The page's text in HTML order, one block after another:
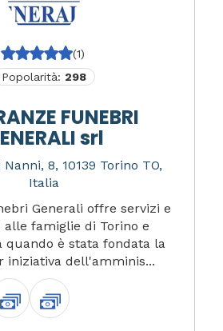
(1)
Popolarità: 298
FUNEBRI
srl
8, 10139 Torino TO,
Italia
Generali offre servizi e
alle famiglie di Torino e
quando è stata fondata la
iniziativa dell'amminis...